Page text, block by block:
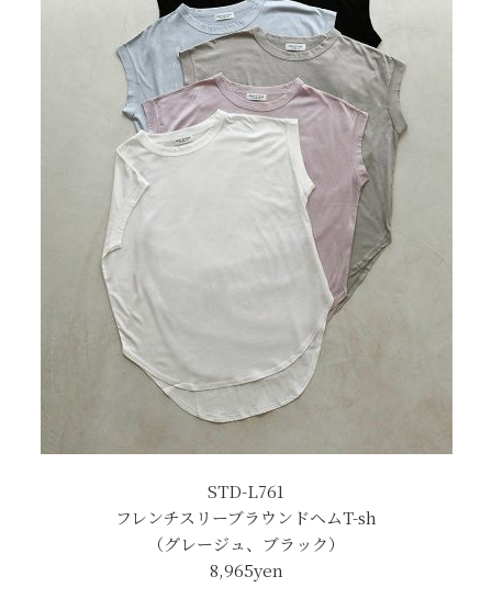
STD-L761
フレンチスリーブラウンドヘムT-sh
（グレージュ、ブラック）
8,965yen